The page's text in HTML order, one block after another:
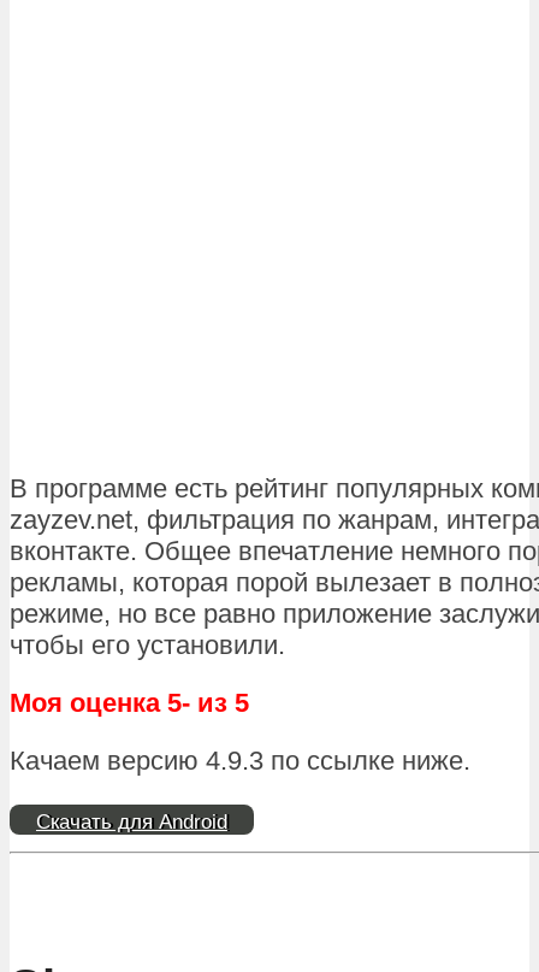
В программе есть рейтинг популярных
zayzev.net, фильтрация по жанрам,
вконтакте. Общее впечатление немного
рекламы, которая порой вылезает в
режиме, но все равно приложение
чтобы его установили.
Моя оценка 5- из 5
Качаем версию 4.9.3 по ссылке ниже.
Скачать для Android